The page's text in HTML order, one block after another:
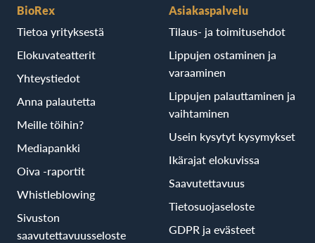
BioRex
Tietoa yrityksestä
Elokuvateatterit
Yhteystiedot
Anna palautetta
Meille töihin?
Mediapankki
Oiva -raportit
Whistleblowing
Sivuston
saavutettavuusseloste
Asiakaspalvelu
Tilaus- ja toimitusehdot
Lippujen ostaminen ja
varaaminen
Lippujen palauttaminen ja
vaihtaminen
Usein kysytyt kysymykset
Ikärajat elokuvissa
Saavutettavuus
Tietosuojaseloste
GDPR ja evästeet